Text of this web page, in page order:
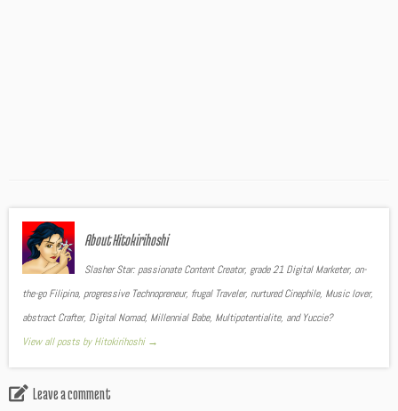
About Hitokirihoshi
Slasher Star: passionate Content Creator, grade 21 Digital Marketer, on-
the-go Filipina, progressive Technopreneur, frugal Traveler, nurtured Cinephile, Music lover,
abstract Crafter, Digital Nomad, Millennial Babe, Multipotentialite, and Yuccie?
View all posts by Hitokirihoshi →
Leave a comment